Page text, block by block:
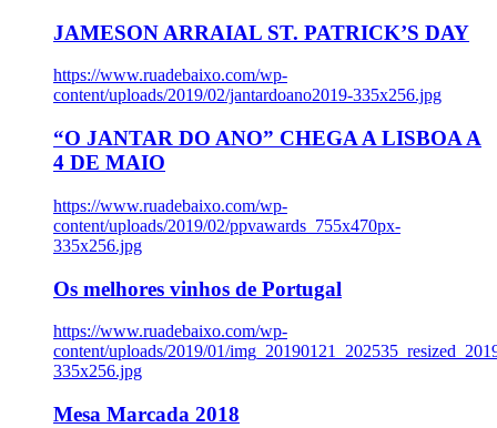
JAMESON ARRAIAL ST. PATRICK’S DAY
https://www.ruadebaixo.com/wp-
content/uploads/2019/02/jantardoano2019-335x256.jpg
“O JANTAR DO ANO” CHEGA A LISBOA A
4 DE MAIO
https://www.ruadebaixo.com/wp-
content/uploads/2019/02/ppvawards_755x470px-
335x256.jpg
Os melhores vinhos de Portugal
https://www.ruadebaixo.com/wp-
content/uploads/2019/01/
335x256.jpg
Mesa Marcada 2018